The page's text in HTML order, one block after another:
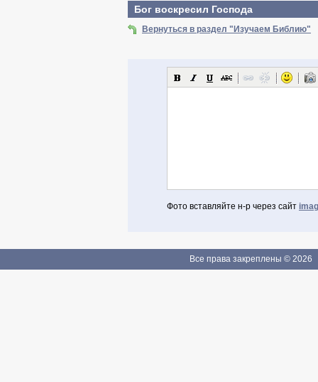
Бог воскресил Господа
Вернуться в раздел "Изучаем Библию"
Фото вставляйте н-р через сайт
Если Вы зарегистрированы
Все права закреплены © 2026